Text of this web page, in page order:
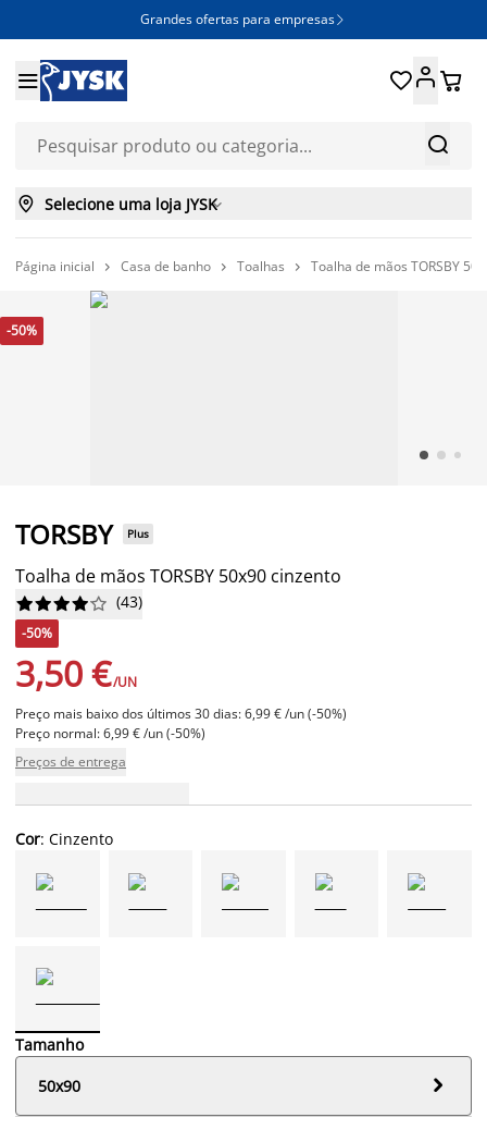
Grandes ofertas para empresas 


 
 Selecione uma loja JYSK
Página inicial  Casa de banho  Toalhas  Toalha de mãos TORSBY
-50%
TORSBY Plus
Toalha de mãos TORSBY 50x90 cinzento





 (43)
-50%
3,50 €/UN
Preço mais baixo dos últimos 30 dias: 6,99 € /un (-50%)
Preço normal: 6,99 € /un (-50%)
Preços de entrega
Cor: Cinzento
Tamanho
50x90
